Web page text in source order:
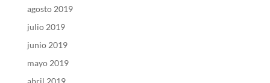
agosto 2019
julio 2019
junio 2019
mayo 2019